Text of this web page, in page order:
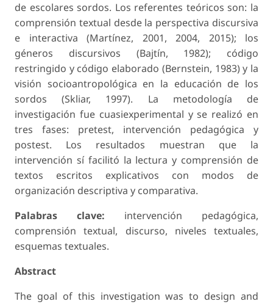
de escolares sordos. Los referentes teóricos son: la
comprensión textual desde la perspectiva discursiva
e interactiva (Martínez, 2001, 2004, 2015); los
géneros discursivos (Bajtín, 1982); código
restringido y código elaborado (Bernstein, 1983) y la
visión socioantropológica en la educación de los
sordos (Skliar, 1997). La metodología de
investigación fue cuasiexperimental y se realizó en
tres fases: pretest, intervención pedagógica y
postest. Los resultados muestran que la
intervención sí facilitó la lectura y comprensión de
textos escritos explicativos con modos de
organización descriptiva y comparativa.
Palabras clave: intervención pedagógica,
comprensión textual, discurso, niveles textuales,
esquemas textuales.
Abstract
The goal of this investigation was to design and